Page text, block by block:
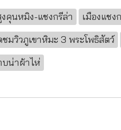
คุนหมิง-แชงกรีล่า เมืองแชง
ชมวิวภูเขาหิมะ 3 พระโพธิสัตว์
บน่าผ้าไห่